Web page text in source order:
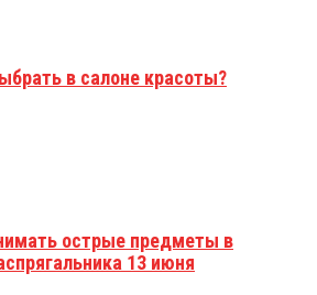
в салоне красоты?
острые предметы в
13 июня